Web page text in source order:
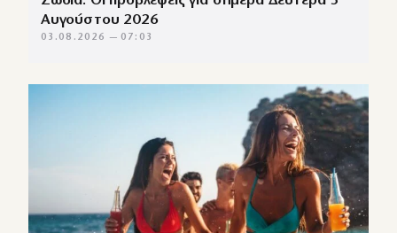
Αυγούστου 2026
03.08.2026 — 07:03